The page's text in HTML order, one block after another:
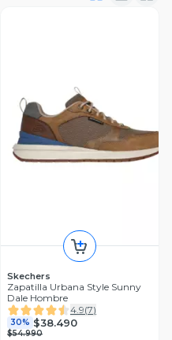
Skechers
Zapatilla Urbana Style Sunny
Dale Hombre
4.9(7)
30% $38.490
$54.990